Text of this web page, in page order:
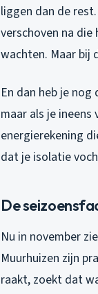
liggen dan de
verschoven na die
wachten. Maar bij
En dan heb je
maar als je
energierekening
dat je isolatie
De
Nu in november
Muurhuizen zijn
raakt, zoekt dat